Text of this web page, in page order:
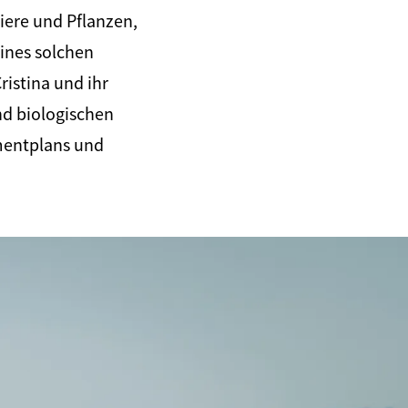
und Pflanzen,
solchen
und ihr
biologischen
und